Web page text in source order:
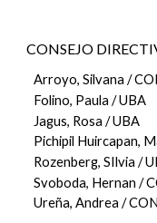
CONSEJO
Arroyo, Silvana /
Folino, Paula / UBA
Jagus, Rosa / UBA
Pichipil Huircapan,
Rozenberg, SIlvia /
Svoboda, Hernan /
Ureña, Andrea /